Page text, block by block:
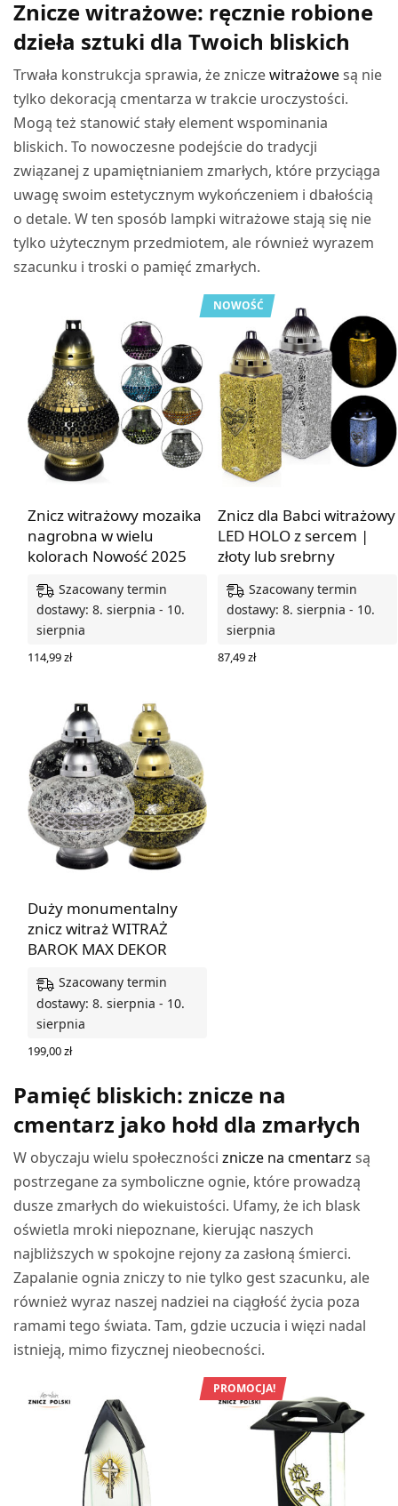
Znicze witrażowe: ręcznie robione
dzieła sztuki dla Twoich bliskich
Trwała konstrukcja sprawia, że zniczewitrażowesą nie
tylko dekoracją cmentarza w trakcie uroczystości.
Mogą też stanowić stały element wspominania
bliskich. To nowoczesne podejście do tradycji
związanej z upamiętnianiem zmarłych, które przyciąga
uwagę swoim estetycznym wykończeniem i dbałością
o detale. W ten sposób lampki witrażowe stają się nie
tylko użytecznym przedmiotem, ale również wyrazem
szacunku i troski o pamięć zmarłych.
Znicz witrażowy mozaika
nagrobna w wielu
kolorach Nowość 2025
Szacowany termin
dostawy: 8. sierpnia - 10.
sierpnia
114,99zł
NOWOŚĆ
Znicz dla Babci witrażowy
LED HOLO z sercem |
złoty lub srebrny
Szacowany termin
dostawy: 8. sierpnia - 10.
sierpnia
87,49zł
Duży monumentalny
znicz witraż WITRAŻ
BAROK MAX DEKOR
Szacowany termin
dostawy: 8. sierpnia - 10.
sierpnia
199,00zł
Pamięć bliskich: znicze na
cmentarz jako hołd dla zmarłych
W obyczaju wielu społecznościznicze na cmentarz są
postrzegane za symboliczne ognie, które prowadzą
dusze zmarłych do wiekuistości. Ufamy, że ich blask
oświetla mroki niepoznane, kierując naszych
najbliższych w spokojne rejony za zasłoną śmierci.
Zapalanie ognia zniczy to nie tylko gest szacunku, ale
również wyraz naszej nadziei na ciągłość życia poza
ramami tego świata. Tam, gdzie uczucia i więzi nadal
istnieją, mimo fizycznej nieobecności.
PROMOCJA!